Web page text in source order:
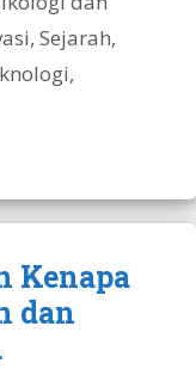
, Sejarah,
,
Kenapa
dan